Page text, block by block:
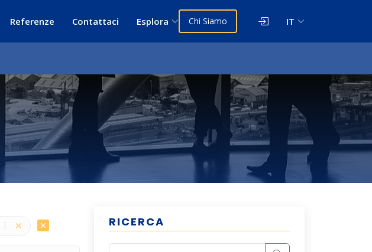
Referenze Contattaci Esplora Chi Siamo IT
RICERCA